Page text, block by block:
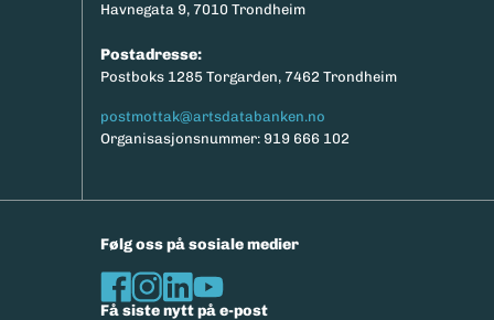
Havnegata 9, 7010 Trondheim
Postadresse:
Postboks 1285 Torgarden, 7462 Trondheim
postmottak@artsdatabanken.no
Organisasjonsnummer: 919 666 102
Følg oss på sosiale medier
Få siste nytt på e-post